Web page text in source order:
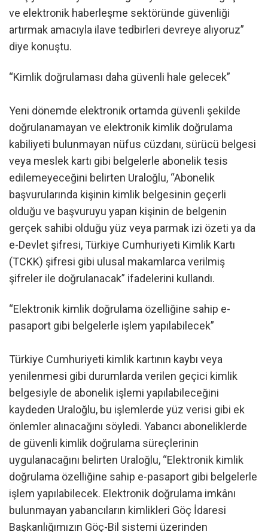
ve elektronik haberleşme sektöründe güvenliği
artırmak amacıyla ilave tedbirleri devreye alıyoruz”
diye konuştu.
“Kimlik doğrulaması daha güvenli hale gelecek”
Yeni dönemde elektronik ortamda güvenli şekilde
doğrulanamayan ve elektronik kimlik doğrulama
kabiliyeti bulunmayan nüfus cüzdanı, sürücü belgesi
veya meslek kartı gibi belgelerle abonelik tesis
edilemeyeceğini belirten Uraloğlu, “Abonelik
başvurularında kişinin kimlik belgesinin geçerli
olduğu ve başvuruyu yapan kişinin de belgenin
gerçek sahibi olduğu yüz veya parmak izi özeti ya da
e-Devlet şifresi, Türkiye Cumhuriyeti Kimlik Kartı
(TCKK) şifresi gibi ulusal makamlarca verilmiş
şifreler ile doğrulanacak” ifadelerini kullandı.
“Elektronik kimlik doğrulama özelliğine sahip e-
pasaport gibi belgelerle işlem yapılabilecek”
Türkiye Cumhuriyeti kimlik kartının kaybı veya
yenilenmesi gibi durumlarda verilen geçici kimlik
belgesiyle de abonelik işlemi yapılabileceğini
kaydeden Uraloğlu, bu işlemlerde yüz verisi gibi ek
önlemler alınacağını söyledi. Yabancı aboneliklerde
de güvenli kimlik doğrulama süreçlerinin
uygulanacağını belirten Uraloğlu, “Elektronik kimlik
doğrulama özelliğine sahip e-pasaport gibi belgelerle
işlem yapılabilecek. Elektronik doğrulama imkânı
bulunmayan yabancıların kimlikleri Göç İdaresi
Başkanlığımızın Göç-Bil sistemi üzerinden